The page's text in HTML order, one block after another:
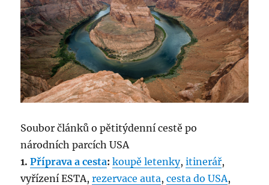
Soubor článků o pětitýdenní cestě po
národních parcích USA
1.Příprava a cesta: koupě letenky,itinerář,
vyřízení ESTA,rezervace auta,cesta do USA,